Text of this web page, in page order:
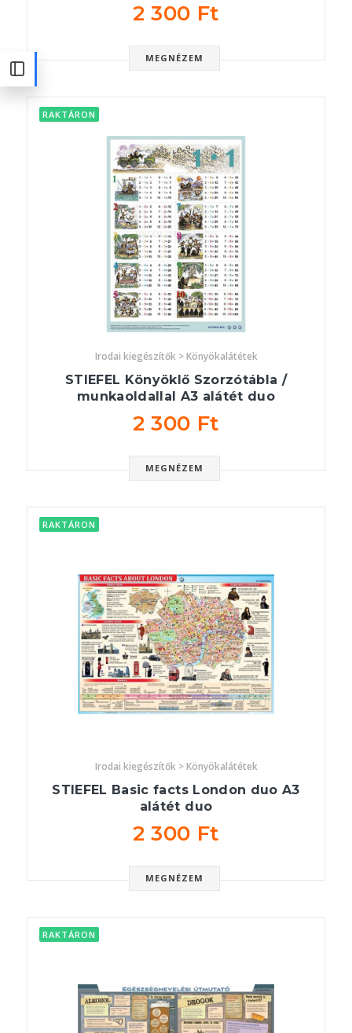
2 300 Ft
MEGNÉZEM
RAKTÁRON
Irodai kiegészítők > Könyökalátétek
STIEFEL Könyöklő Szorzótábla /
munkaoldallal A3 alátét duo
2 300 Ft
MEGNÉZEM
RAKTÁRON
Irodai kiegészítők > Könyökalátétek
STIEFEL Basic facts London duo A3
alátét duo
2 300 Ft
MEGNÉZEM
RAKTÁRON